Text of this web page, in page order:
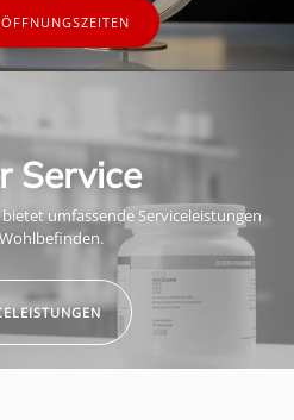
Service
umfassende Serviceleistungen